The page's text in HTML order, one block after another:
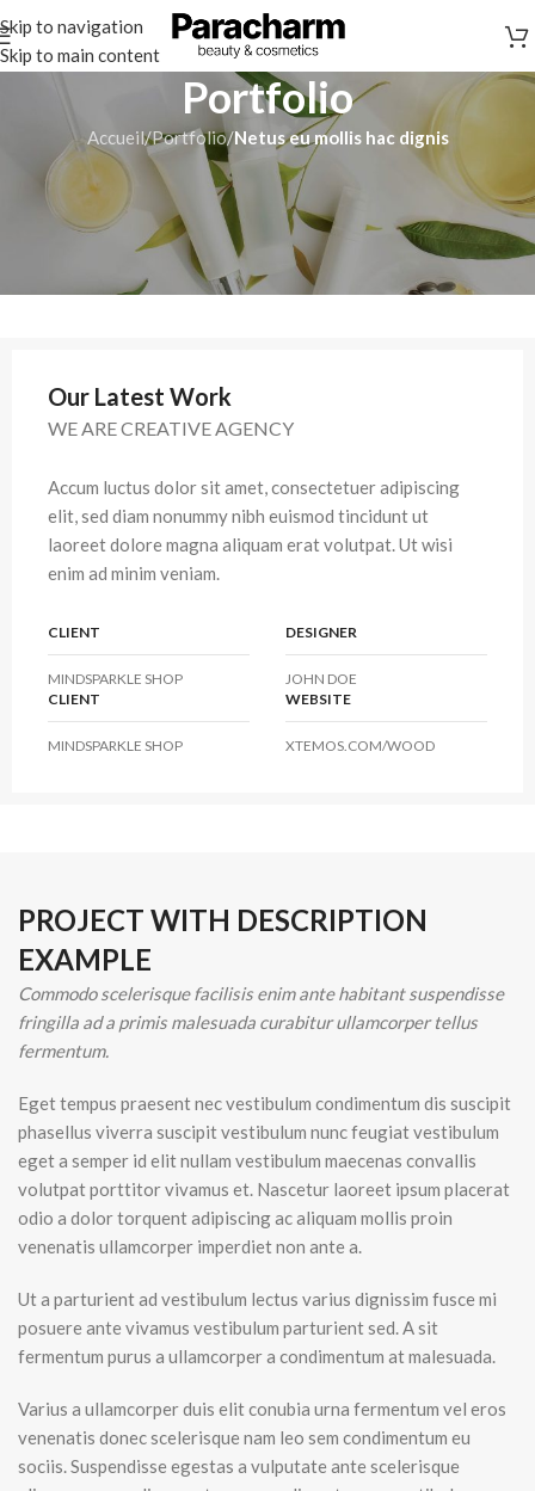
Skip to navigation
Skip to main content
Portfolio
Accueil/Portfolio/Netus eu mollis hac dignis
Our Latest Work
WE ARE CREATIVE AGENCY
Accum luctus dolor sit amet, consectetuer adipiscing
elit, sed diam nonummy nibh euismod tincidunt ut
laoreet dolore magna aliquam erat volutpat. Ut wisi
enim ad minim veniam.
CLIENT
MINDSPARKLE SHOP
DESIGNER
JOHN DOE
CLIENT
MINDSPARKLE SHOP
WEBSITE
XTEMOS.COM/WOOD
PROJECT WITH DESCRIPTION
EXAMPLE
Commodo scelerisque facilisis enim ante habitant suspendisse
fringilla ad a primis malesuada curabitur ullamcorper tellus
fermentum.
Eget tempus praesent nec vestibulum condimentum dis suscipit
phasellus viverra suscipit vestibulum nunc feugiat vestibulum
eget a semper id elit nullam vestibulum maecenas convallis
volutpat porttitor vivamus et. Nascetur laoreet ipsum placerat
odio a dolor torquent adipiscing ac aliquam mollis proin
venenatis ullamcorper imperdiet non ante a.
Ut a parturient ad vestibulum lectus varius dignissim fusce mi
posuere ante vivamus vestibulum parturient sed. A sit
fermentum purus a ullamcorper a condimentum at malesuada.
Varius a ullamcorper duis elit conubia urna fermentum vel eros
venenatis donec scelerisque nam leo sem condimentum eu
sociis. Suspendisse egestas a vulputate ante scelerisque